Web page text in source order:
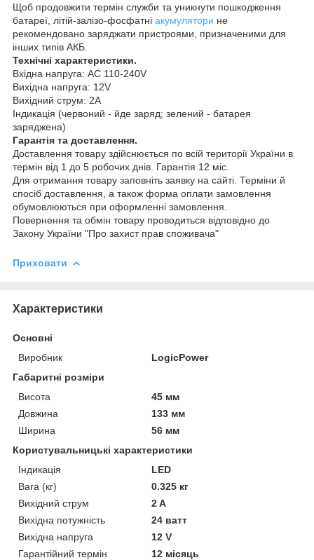
Щоб продовжити термін служби та уникнути пошкодження
батареї, літій-залізо-фосфатні акумулятори не
рекомендовано заряджати пристроями, призначеними для
інших типів АКБ.
Технічні характеристики.
Вхідна напруга: AC 110-240V
Вихідна напруга: 12V
Вихідний струм: 2A
Індикація (червоний - йде заряд; зелений - батарея
заряджена)
Гарантія та доставлення.
Доставлення товару здійснюється по всій території України в
термін від 1 до 5 робочих днів. Гарантія 12 міс.
Для отримання товару заповніть заявку на сайті. Терміни й
спосіб доставлення, а також форма оплати замовлення
обумовлюються при оформленні замовлення.
Повернення та обмін товару проводиться відповідно до
Закону України "Про захист прав споживача"
Приховати
Характеристики
Основні
Виробник
LogicPower
Габаритні розміри
Висота
45 мм
Довжина
133 мм
Ширина
56 мм
Користувальницькі характеристики
Індикація
LED
Вага (кг)
0.325 кг
Вихідний струм
2 A
Вихідна потужність
24 ватт
Вихідна напруга
12 V
Гарантійний термін
12 місяць